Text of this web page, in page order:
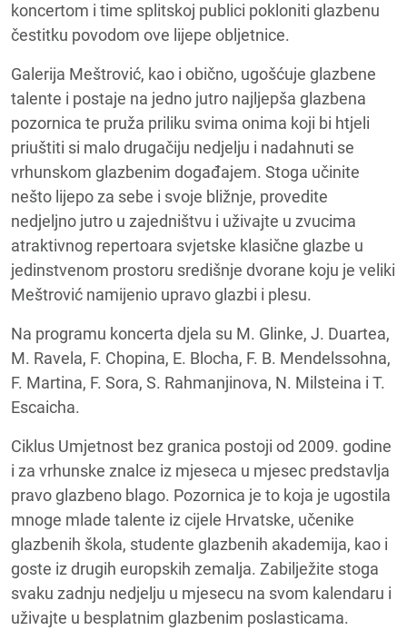
koncertom i time splitskoj publici pokloniti glazbenu
čestitku povodom ove lijepe obljetnice.
Galerija Meštrović, kao i obično, ugošćuje glazbene
talente i postaje na jedno jutro najljepša glazbena
pozornica te pruža priliku svima onima koji bi htjeli
priuštiti si malo drugačiju nedjelju i nadahnuti se
vrhunskom glazbenim događajem. Stoga učinite
nešto lijepo za sebe i svoje bližnje, provedite
nedjeljno jutro u zajedništvu i uživajte u zvucima
atraktivnog repertoara svjetske klasične glazbe u
jedinstvenom prostoru središnje dvorane koju je veliki
Meštrović namijenio upravo glazbi i plesu.
Na programu koncerta djela su M. Glinke, J. Duartea,
M. Ravela, F. Chopina, E. Blocha, F. B. Mendelssohna,
F. Martina, F. Sora, S. Rahmanjinova, N. Milsteina i T.
Escaicha.
Ciklus Umjetnost bez granica postoji od 2009. godine
i za vrhunske znalce iz mjeseca u mjesec predstavlja
pravo glazbeno blago. Pozornica je to koja je ugostila
mnoge mlade talente iz cijele Hrvatske, učenike
glazbenih škola, studente glazbenih akademija, kao i
goste iz drugih europskih zemalja. Zabilježite stoga
svaku zadnju nedjelju u mjesecu na svom kalendaru i
uživajte u besplatnim glazbenim poslasticama.